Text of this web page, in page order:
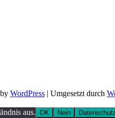
WordPress | Umgesetzt durch
aus. OK Nein